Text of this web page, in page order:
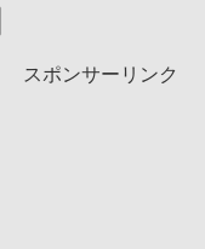
スポンサーリンク